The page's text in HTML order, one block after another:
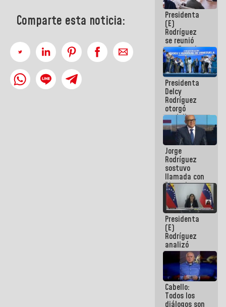
Comparte esta noticia:
en la Línea 2
Presidenta
(E)
Rodríguez
se reunió
con Estado
Mayor
Eléctrico
para
abordar
planes de
acción
Presidenta
Delcy
Rodríguez
otorgó
medalla
"Héroe de
Venezuela"
a servidores
públicos
Jorge
Rodríguez
sostuvo
llamada con
Dinorah
Figuera y
acuerdan
primer
encuentro
presencial
para el
diálogo
Presidenta
(E)
Rodríguez
analizó
junto a
gobernadores
planes de
recuperación
del Sistema
Eléctrico
Cabello:
Todos los
diálogos son